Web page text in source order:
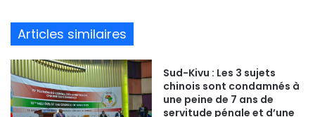
Articles similaires
Sud-Kivu : Les 3 sujets
chinois sont condamnés à
une peine de 7 ans de
servitude pénale et d’une